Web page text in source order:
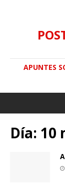
APUNTES
Día: 10